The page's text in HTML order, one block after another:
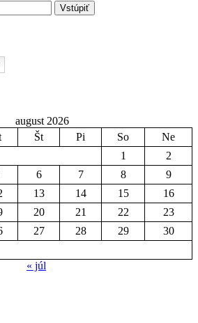
august 2026
Št Pi So
Ne
1
2
6 7 8
9
13 14 15
16
20 21 22
23
27 28 29
30
« júl